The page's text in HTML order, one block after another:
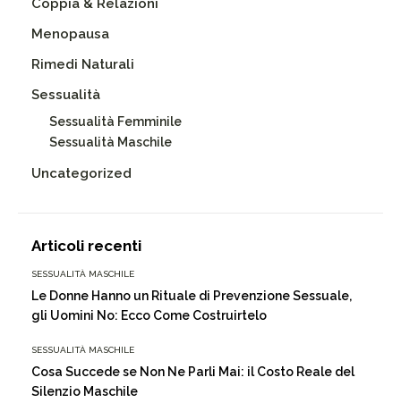
Coppia & Relazioni
Menopausa
Rimedi Naturali
Sessualità
Sessualità Femminile
Sessualità Maschile
Uncategorized
Articoli recenti
SESSUALITÀ MASCHILE
Le Donne Hanno un Rituale di Prevenzione Sessuale,
gli Uomini No: Ecco Come Costruirtelo
SESSUALITÀ MASCHILE
Cosa Succede se Non Ne Parli Mai: il Costo Reale del
Silenzio Maschile